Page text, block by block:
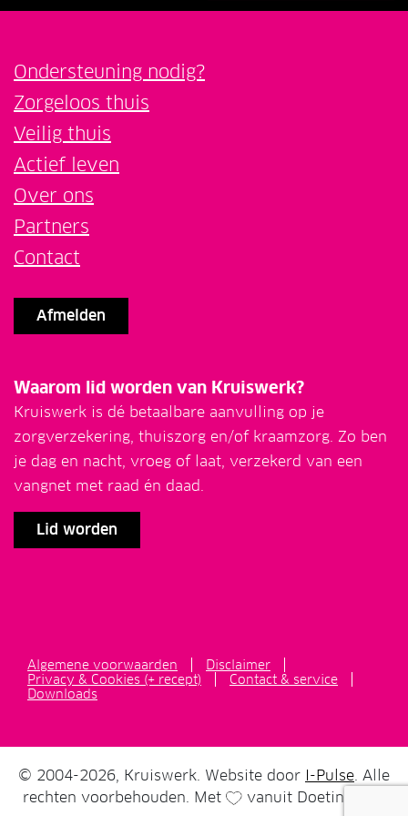
Ondersteuning nodig?
Zorgeloos thuis
Veilig thuis
Actief leven
Over ons
Partners
Contact
Afmelden
Waarom lid worden van Kruiswerk?
Kruiswerk is dé betaalbare aanvulling op je
zorgverzekering, thuiszorg en/of kraamzorg. Zo ben
je dag en nacht, vroeg of laat, verzekerd van een
vangnet met raad én daad.
Lid worden
Algemene voorwaarden
Disclaimer
Privacy & Cookies (+ recept)
Contact & service
Downloads
© 2004-2026, Kruiswerk. Website door I-Pulse. Alle
rechten voorbehouden. Met
vanuit Doetinchem.